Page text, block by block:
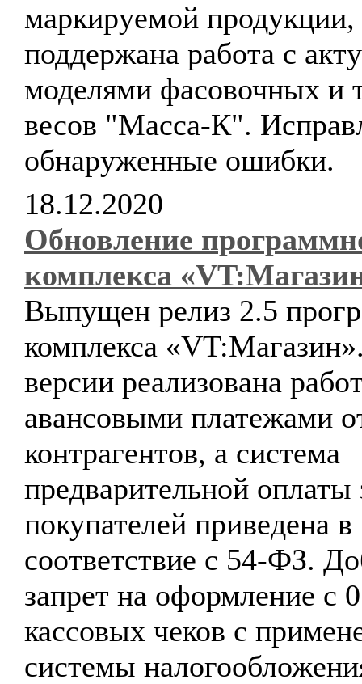
маркируемой продукции,
поддержана работа с
моделями фасовочных и
весов "Масса-К".
обнаруженные ошибки.
18.12.2020
Обновление
комплекса
Выпущен релиз 2.5
комплекса
версии реализована
авансовыми платежами
контрагентов, а система
предварительной оплаты
покупателей приведена в
соответствие с 54-ФЗ.
запрет на оформление с
кассовых чеков с
системы